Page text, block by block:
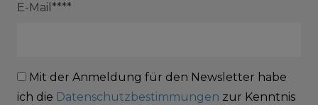
E-Mail****
Mit der Anmeldung für den Newsletter habe
ich die Datenschutzbestimmungen zur Kenntnis